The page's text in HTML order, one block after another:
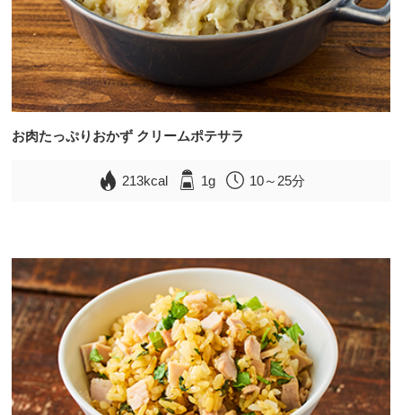
お肉たっぷりおかず クリームポテサラ
213kcal 1g 10～25分